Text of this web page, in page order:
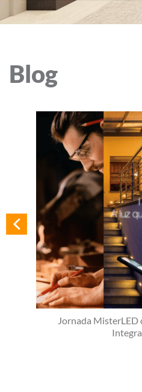
Blog
Jornada MisterLED